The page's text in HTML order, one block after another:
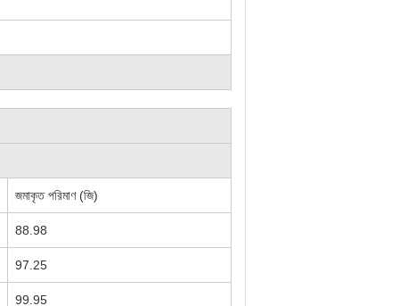
জমাকৃত পরিমাণ (জি)
88.98
97.25
99.95